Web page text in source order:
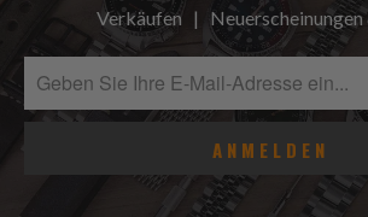
Verkäufen | Neuerscheinungen